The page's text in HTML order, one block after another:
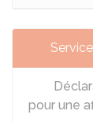
pour une